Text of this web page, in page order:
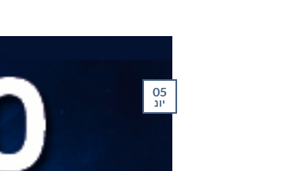
05
יונ